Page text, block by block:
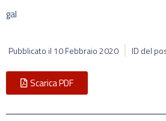
gal
Pubblicato il 10 Febbraio 2020 ID del
Scarica PDF